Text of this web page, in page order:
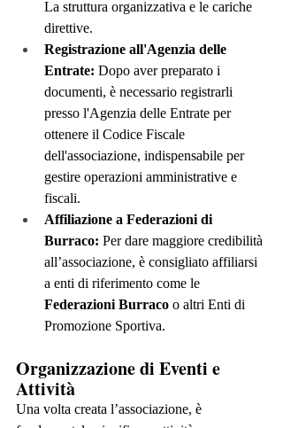
La struttura organizzativa e le cariche
direttive.
Registrazione all'Agenzia delle
Entrate: Dopo aver preparato i
documenti, è necessario registrarli
presso l'Agenzia delle Entrate per
ottenere il Codice Fiscale
dell'associazione, indispensabile per
gestire operazioni amministrative e
fiscali.
Affiliazione a Federazioni di
Burraco: Per dare maggiore credibilità
all’associazione, è consigliato affiliarsi
a enti di riferimento come le
Federazioni Burraco o altri Enti di
Promozione Sportiva.
Organizzazione di Eventi e
Attività
Una volta creata l’associazione, è